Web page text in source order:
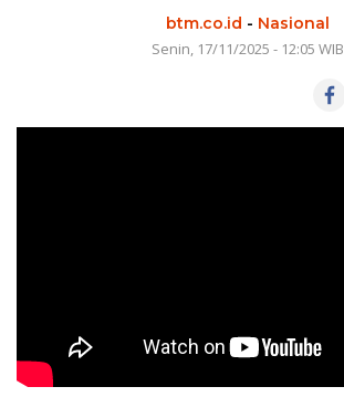
btm.co.id - Nasional
Senin, 17/11/2025 - 12:05 WIB